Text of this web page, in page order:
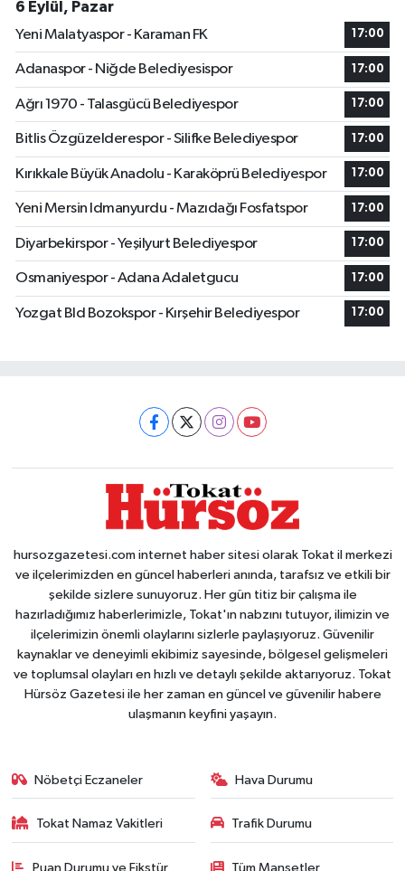
6 Eylül, Pazar
Yeni Malatyaspor - Karaman FK
17:00
Adanaspor - Niğde Belediyesispor 17:00
Ağrı 1970 - Talasgücü Belediyespor 17:00
Bitlis Özgüzelderespor - Silifke Belediyespor 17:00
Kırıkkale Büyük Anadolu - Karaköprü Belediyespor 17:00
Yeni Mersin Idmanyurdu - Mazıdağı Fosfatspor 17:00
Diyarbekirspor - Yeşilyurt Belediyespor 17:00
Osmaniyespor - Adana Adaletgucu 17:00
Yozgat Bld Bozokspor - Kırşehir Belediyespor 17:00
hursozgazetesi.com internet haber sitesi olarak Tokat il merkezi
ve ilçelerimizden en güncel haberleri anında, tarafsız ve etkili bir
şekilde sizlere sunuyoruz. Her gün titiz bir çalışma ile
hazırladığımız haberlerimizle, Tokat'ın nabzını tutuyor, ilimizin ve
ilçelerimizin önemli olaylarını sizlerle paylaşıyoruz. Güvenilir
kaynaklar ve deneyimli ekibimiz sayesinde, bölgesel gelişmeleri
ve toplumsal olayları en hızlı ve detaylı şekilde aktarıyoruz. Tokat
Hürsöz Gazetesi ile her zaman en güncel ve güvenilir habere
ulaşmanın keyfini yaşayın.
Nöbetçi Eczaneler Hava Durumu
Tokat Namaz Vakitleri Trafik Durumu
Puan Durumu ve Fikstür Tüm Manşetler